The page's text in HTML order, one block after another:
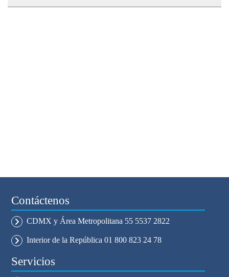
Contáctenos
CDMX y Área Metropolitana 55 5537 2822
Interior de la República 01 800 823 24 78
Servicios